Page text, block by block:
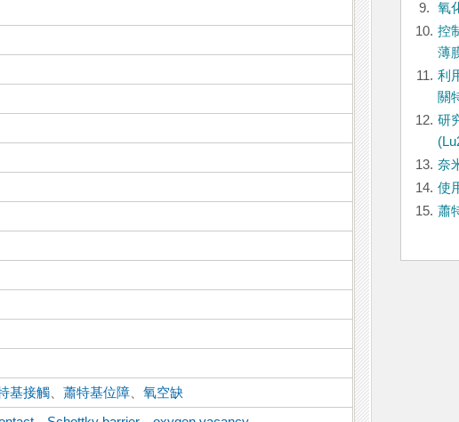
基接觸 、蕭特基位障 、氧空缺
9.
氧
10. 控
薄
11. 利
關
12. 研
13. 奈
14. 使
15. 蕭